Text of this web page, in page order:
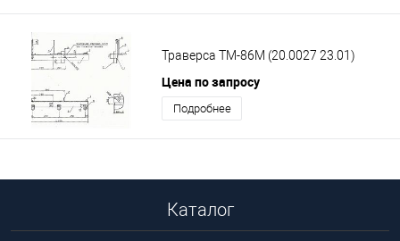
Траверса ТМ-86М (20.0027 23.01)
Цена по запросу
Подробнее
Каталог